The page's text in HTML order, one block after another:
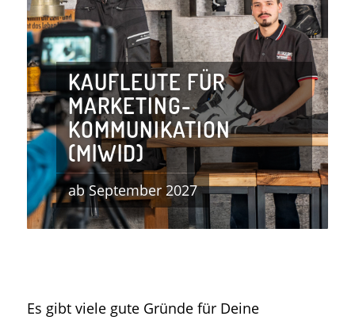
KAUFLEUTE FÜR
MARKETING-
KOMMUNIKATION
(M|W|D)
ab September 2027
Es gibt viele gute Gründe für Deine